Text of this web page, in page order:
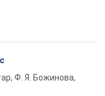
Ф. Я. Божинова,